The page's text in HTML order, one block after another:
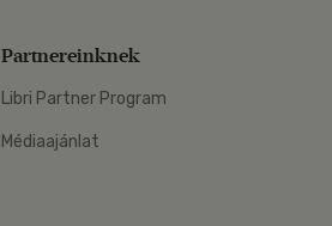
Partnereinknek
Libri Partner Program
Médiaajánlat